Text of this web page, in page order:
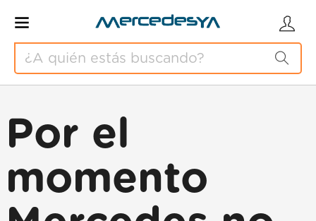
Por el
momento